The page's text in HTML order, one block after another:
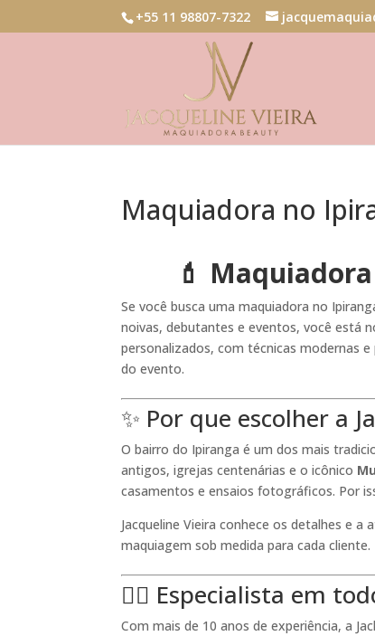
+55 11 98807-7322
Maquiadora no
💄
Se você busca uma maquiadora no
noivas, debutantes e eventos, você está
personalizados, com técnicas modernas
do evento.
✨ Por que escolher a
O bairro do Ipiranga é um dos mais
antigos, igrejas centenárias e o icônico
casamentos e ensaios fotográficos. Por
Jacqueline Vieira conhece os detalhes e
maquiagem sob medida para cada cliente.
👰‍♀️ Especialista em
Com mais de 10 anos de experiência, a